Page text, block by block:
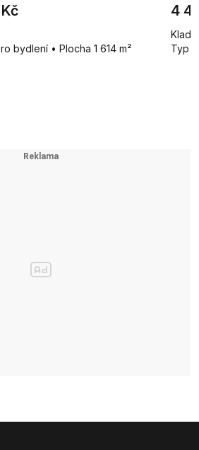
bydlení • Plocha 1 614 m²
4
Typ